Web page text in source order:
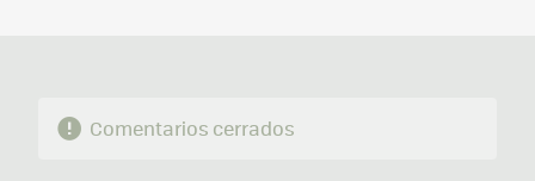
Comentarios cerrados